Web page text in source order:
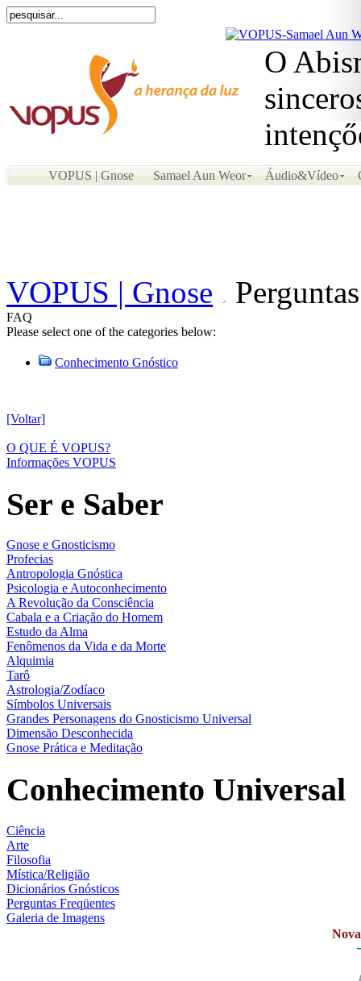
O
VOPUS | Gnose Samael Aun Weor Áudio&Vídeo
VOPUS | Gnose
FAQ
Please select one of the categories below:
Conhecimento Gnóstico
[Voltar]
O QUE É VOPUS?
Informações VOPUS
Ser e Saber
Gnose e Gnosticismo
Profecias
Antropologia Gnóstica
Psicologia e Autoconhecimento
A Revolução da Consciência
Cabala e a Criação do Homem
Estudo da Alma
Fenômenos da Vida e da Morte
Alquimia
Tarô
Astrologia/Zodíaco
Símbolos Universais
Grandes Personagens do Gnosticismo Universal
Dimensão Desconhecida
Gnose Prática e Meditação
Conhecimento Universal
Ciência
Arte
Filosofia
Mística/Religião
Dicionários Gnósticos
Perguntas Freqüentes
Galeria de Imagens